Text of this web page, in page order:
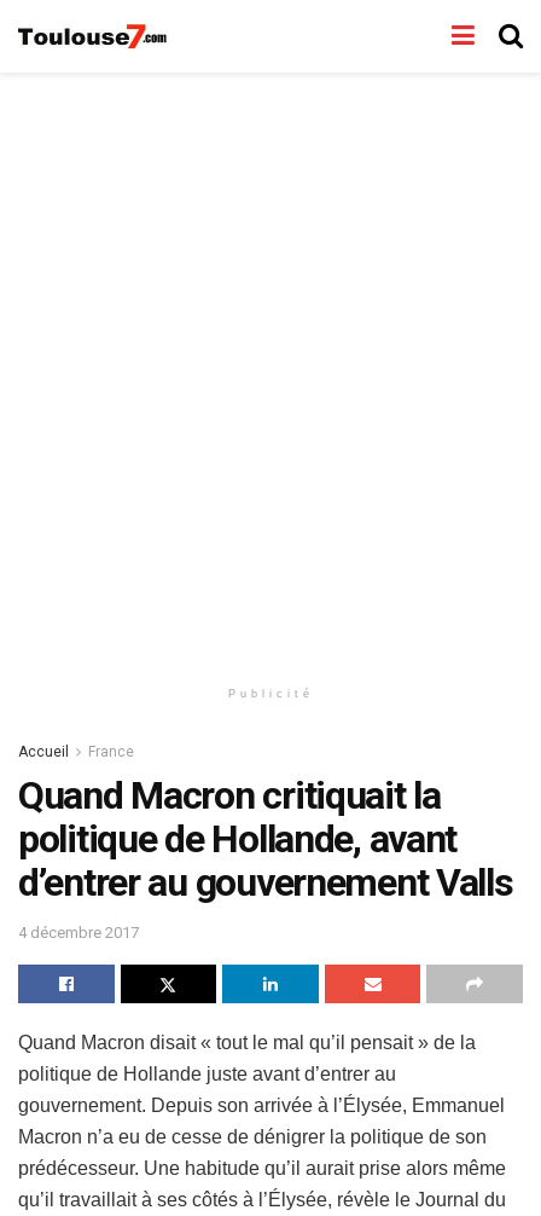
Publicité
Accueil France
Quand Macron critiquait la
politique de Hollande, avant
d’entrer au gouvernement Valls
4 décembre 2017
Quand Macron disait « tout le mal qu’il pensait » de la
politique de Hollande juste avant d’entrer au
gouvernement. Depuis son arrivée à l’Élysée, Emmanuel
Macron n’a eu de cesse de dénigrer la politique de son
prédécesseur. Une habitude qu’il aurait prise alors même
qu’il travaillait à ses côtés à l’Élysée, révèle le Journal du